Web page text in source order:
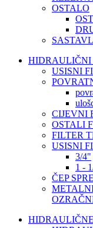
OSTALO
HIDRAULIČNI
USISNI
CIJEVNI
OSTALI
FILTER
USISNI
3/4"
1 -
ČEP